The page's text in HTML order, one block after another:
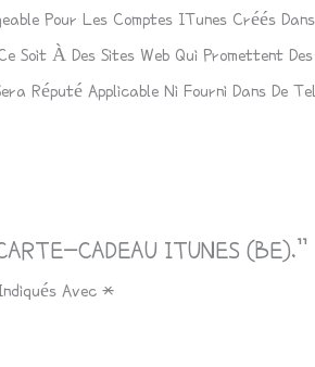
Pour Les Comptes ITunes Créés
Soit À Des Sites Web Qui Promettent
Réputé Applicable Ni Fourni Dans De
CADEAU ITUNES (BE).”
Avec*